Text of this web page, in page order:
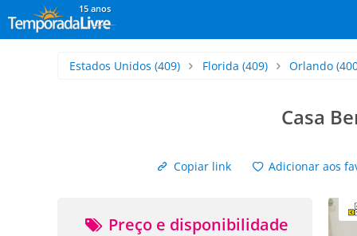
15 anos
Estados Unidos (409) Florida (409) Orlando
Casa
Copiar link
Adicionar aos
Preço e disponibilidade